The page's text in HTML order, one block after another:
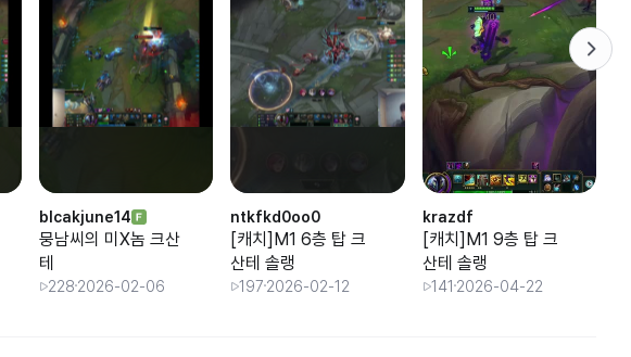
blcakjune14
뭉남씨의 미X놈 크산
테
2282026-02-06
ntkfkd0oo0
[캐치]M1 6층 탑 크
산테 솔랭
1972026-02-12
krazdf
[캐치]M1 9층 탑 크
산테 솔랭
141 2026-04-22